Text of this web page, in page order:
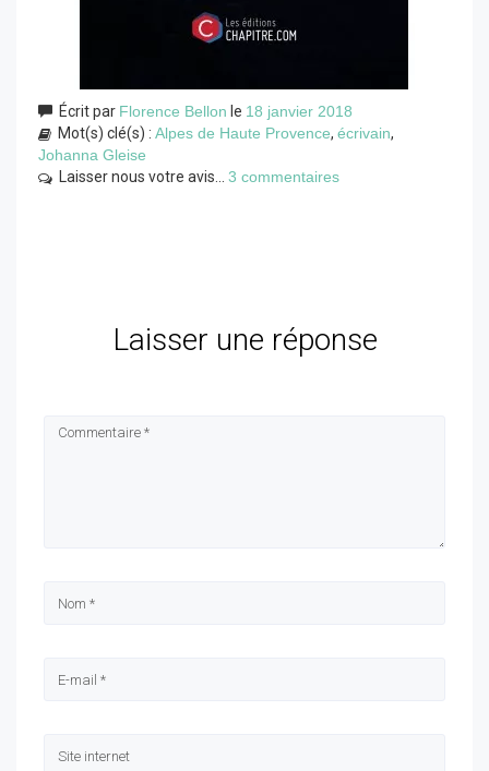
Écrit par Florence Bellon le 18 janvier 2018
Mot(s) clé(s) : Alpes de Haute Provence, écrivain,
Johanna Gleise
Laisser nous votre avis... 3 commentaires
Laisser une réponse